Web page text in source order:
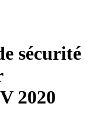
sécurité
2020